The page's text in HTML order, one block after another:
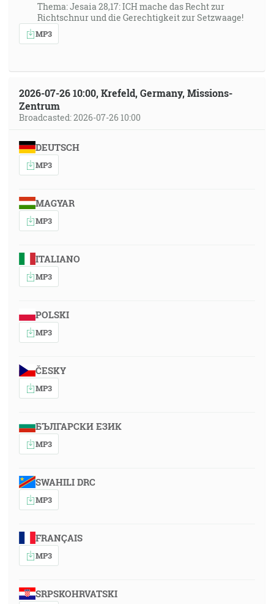
Thema: Jesaia 28,17: ICH mache das Recht zur
Richtschnur und die Gerechtigkeit zur Setzwaage!
MP3
2026-07-26 10:00, Krefeld, Germany, Missions-
Zentrum
Broadcasted: 2026-07-26 10:00
DEUTSCH
MP3
MAGYAR
MP3
ITALIANO
MP3
POLSKI
MP3
ČESKY
MP3
БЪЛГАРСКИ ЕЗИК
MP3
SWAHILI DRC
MP3
FRANÇAIS
MP3
SRPSKOHRVATSKI